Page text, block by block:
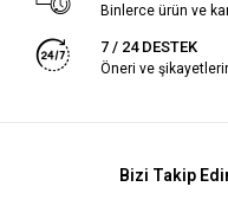
Binlerce ürün ve
7 / 24 DESTEK
Öneri ve
Bizi Takip